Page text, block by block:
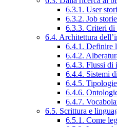
6.3.1. User
6.3.2. Job
6.3.3. Criteri di
6.4. Architettura
6.4.1. Definire
6.4.2.
6.4.3. Flussi di
6.4.4. Sistemi
6.4.5.
6.4.6.
6.4.7.
6.5. Scrittura e
6.5.1. Come